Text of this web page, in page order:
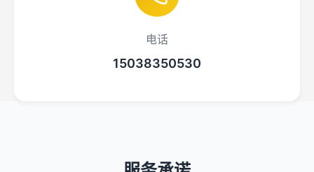
电话
15038350530